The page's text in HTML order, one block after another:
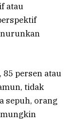
atau
persen atau
tidak
sepuh, orang
mungkin